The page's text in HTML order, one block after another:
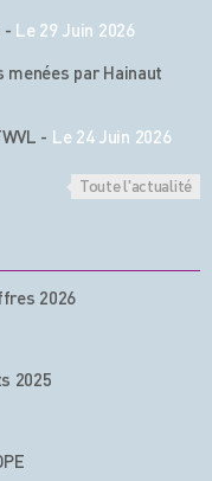
- Le 29 Juin 2026
par Hainaut
- Le 24 Juin 2026
Toute l'actualité
2026
2025